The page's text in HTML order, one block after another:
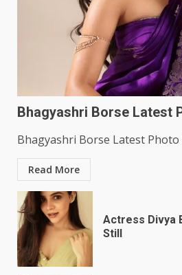
Bhagyashri Borse Latest
Bhagyashri Borse Latest
Read More
Actress Divya
Still